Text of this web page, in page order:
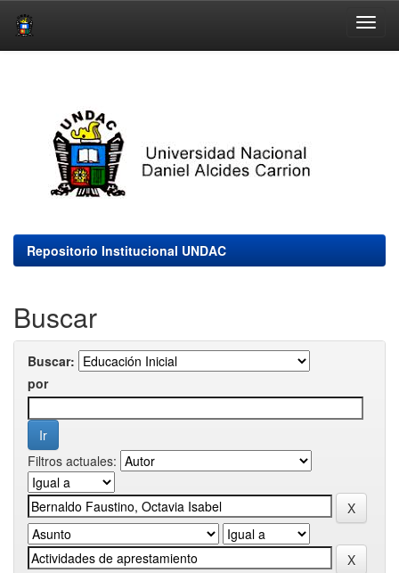
Repositorio Institucional UNDAC
Buscar
Buscar:
por
Filtros actuales: